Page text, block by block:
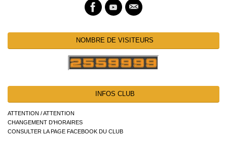
NOMBRE DE VISITEURS
INFOS CLUB
ATTENTION / ATTENTION
CHANGEMENT D’HORAIRES
CONSULTER LA PAGE FACEBOOK DU CLUB